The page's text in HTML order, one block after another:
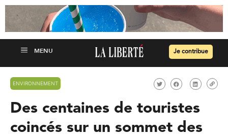
Je contribue
ENVIRONNEMENT
Des centaines de touristes
coincés sur un sommet des